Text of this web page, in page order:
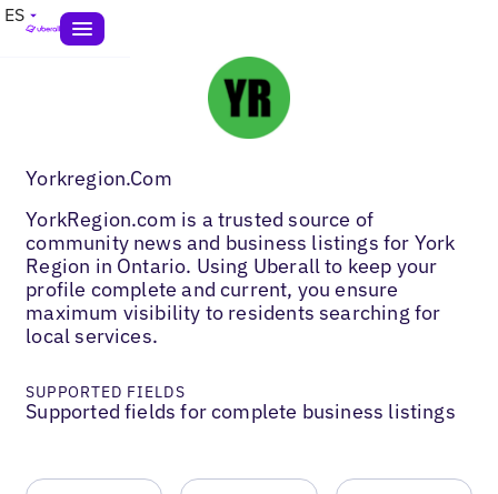
ES
Yorkregion.Com
YorkRegion.com is a trusted source of
community news and business listings for York
Region in Ontario. Using Uberall to keep your
profile complete and current, you ensure
maximum visibility to residents searching for
local services.
SUPPORTED FIELDS
Supported fields for complete business listings